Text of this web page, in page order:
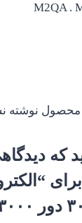
M2QA .
محصول
که